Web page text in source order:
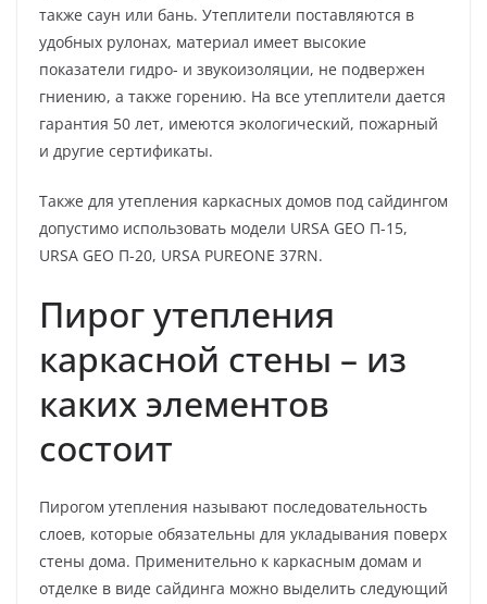
также саун или бань. Утеплители поставляются в
удобных рулонах, материал имеет высокие
показатели гидро- и звукоизоляции, не подвержен
гниению, а также горению. На все утеплители дается
гарантия 50 лет, имеются экологический, пожарный
и другие сертификаты.
Также для утепления каркасных домов под сайдингом
допустимо использовать модели URSA GEO П-15,
URSA GEO П-20, URSA PUREONE 37RN.
Пирог утепления
каркасной стены – из
каких элементов
состоит
Пирогом утепления называют последовательность
слоев, которые обязательны для укладывания поверх
стены дома. Применительно к каркасным домам и
отделке в виде сайдинга можно выделить следующий